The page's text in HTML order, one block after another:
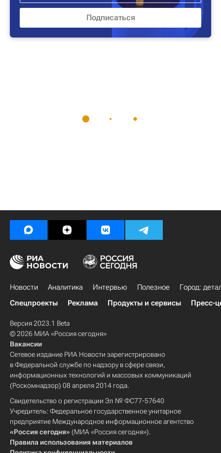
Новости Аналитика Интервью Полезное
Город:
Спецпроекты
Реклама Продукты и сервисы Пресс-
Версия 2023.1 Beta
© 2026 МИА «Россия сегодня»
Вакансии
Сетевое издание РИА Новости зарегистрировано
в Федеральной службе по надзору в сфере связи,
информационных технологий и массовых коммуникаций
(Роскомнадзор) 08 апреля 2014 года.
Свидетельство о регистрации Эл № ФС77-57640
Учредитель: Федеральное государственное унитарное
предприятие Международное информационное агентство
«Россия сегодня» (МИА «Россия сегодня»).
Правила использования материалов